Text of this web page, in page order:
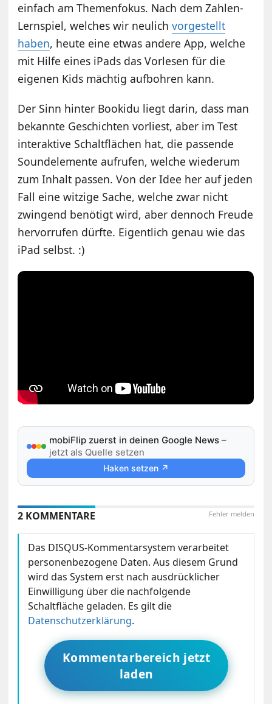
einfach am Themenfokus. Nach dem Zahlen-
Lernspiel, welches wir neulichvorgestellt
haben, heute eine etwas andere App, welche
mit Hilfe eines iPads das Vorlesen für die
eigenen Kids mächtig aufbohren kann.
Der Sinn hinter Bookidu liegt darin, dass man
bekannte Geschichten vorliest, aber im Test
interaktive Schaltflächen hat, die passende
Soundelemente aufrufen, welche wiederum
zum Inhalt passen. Von der Idee her auf jeden
Fall eine witzige Sache, welche zwar nicht
zwingend benötigt wird, aber dennoch Freude
hervorrufen dürfte. Eigentlich genau wie das
iPad selbst. :)
mobiFlip zuerst in deinen Google News –
jetzt als Quelle setzen
Haken setzen ↗
Fehler melden
2 KOMMENTARE
Das DISQUS-Kommentarsystem verarbeitet
personenbezogene Daten. Aus diesem Grund
wird das System erst nach ausdrücklicher
Einwilligung über die nachfolgende
Schaltfläche geladen. Es gilt die
Datenschutzerklärung.
Kommentarbereich jetzt
laden